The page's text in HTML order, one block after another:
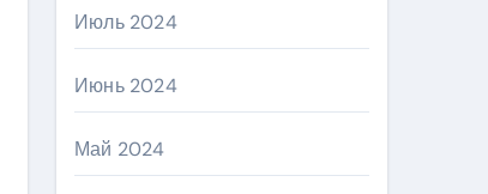
Июль 2024
Июнь 2024
Май 2024